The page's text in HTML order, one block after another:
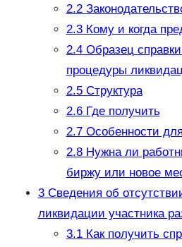
2.2
2.3Кому и когда
2.4Образец
процедуры
2.5Cтруктура
2.6Где получить
2.7Особенности
2.8Нужна ли
биржу или новое
3Сведения об
ликвидации участника
3.1Как получить